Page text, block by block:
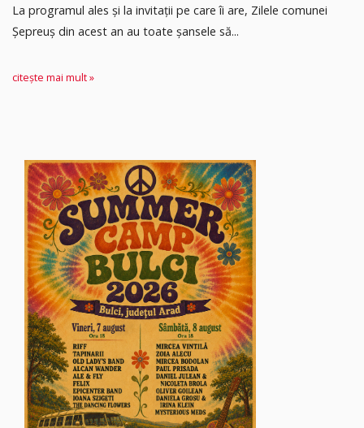
La programul ales și la invitații pe care îi are, Zilele comunei
Șepreuș din acest an au toate șansele să...
citește mai mult »